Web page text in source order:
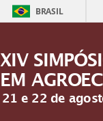
BRASIL
XIV
EM
21 e 22 de